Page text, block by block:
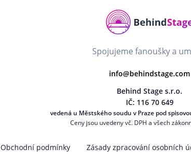
Spojujeme fanoušky a
info@behindstage.com
Behind Stage s.r.o.
IČ: 116 70 649
vedená u Městského soudu v Praze pod
Ceny jsou uvedeny vč. DPH a všech
Obchodní podmínky Zásady zpracování osobních